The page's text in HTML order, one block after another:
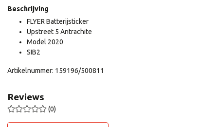
Beschrijving
FLYER Batterijsticker
Upstreet 5 Antrachite
Model 2020
SIB2
Artikelnummer: 159196/500811
Reviews
(0)